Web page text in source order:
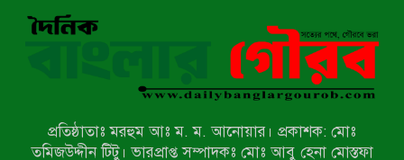
নওগাঁয় সন্ত্রাসী হামলায় বিএনপি নেতা
গুরুতর জখম
টেকনাফের পাহাড়ে র‍্যাবের অভিযান:
প্রতিষ্ঠাতাঃ মরহুম আঃ ম. ম. আনোয়ার। প্রকাশক: মোঃ
তমিজউদ্দীন টিটু। ভারপ্রাপ্ত সম্পাদকঃ মোঃ আবু হেনা মোস্তফা